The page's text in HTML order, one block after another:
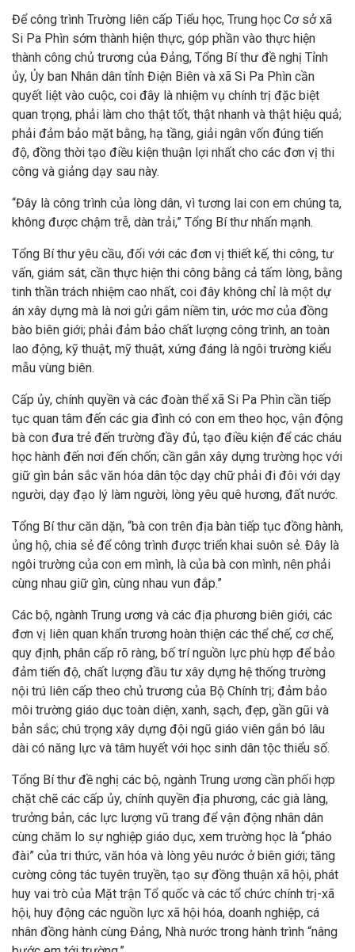
Để công trình Trường liên cấp Tiểu học, Trung học Cơ sở xã
Si Pa Phìn sớm thành hiện thực, góp phần vào thực hiện
thành công chủ trương của Đảng, Tổng Bí thư đề nghị Tỉnh
ủy, Ủy ban Nhân dân tỉnh Điện Biên và xã Si Pa Phìn cần
quyết liệt vào cuộc, coi đây là nhiệm vụ chính trị đặc biệt
quan trọng, phải làm cho thật tốt, thật nhanh và thật hiệu quả;
phải đảm bảo mặt bằng, hạ tầng, giải ngân vốn đúng tiến
độ, đồng thời tạo điều kiện thuận lợi nhất cho các đơn vị thi
công và giảng dạy sau này.
“Đây là công trình của lòng dân, vì tương lai con em chúng ta,
không được chậm trễ, dàn trải,” Tổng Bí thư nhấn mạnh.
Tổng Bí thư yêu cầu, đối với các đơn vị thiết kế, thi công, tư
vấn, giám sát, cần thực hiện thi công bằng cả tấm lòng, bằng
tinh thần trách nhiệm cao nhất, coi đây không chỉ là một dự
án xây dựng mà là nơi gửi gắm niềm tin, ước mơ của đồng
bào biên giới; phải đảm bảo chất lượng công trình, an toàn
lao động, kỹ thuật, mỹ thuật, xứng đáng là ngôi trường kiểu
mẫu vùng biên.
Cấp ủy, chính quyền và các đoàn thể xã Si Pa Phìn cần tiếp
tục quan tâm đến các gia đình có con em theo học, vận động
bà con đưa trẻ đến trường đầy đủ, tạo điều kiện để các cháu
học hành đến nơi đến chốn; cần gắn xây dựng trường học với
giữ gìn bản sắc văn hóa dân tộc dạy chữ phải đi đôi với dạy
người, dạy đạo lý làm người, lòng yêu quê hương, đất nước.
Tổng Bí thư căn dặn, “bà con trên địa bàn tiếp tục đồng hành,
ủng hộ, chia sẻ để công trình được triển khai suôn sẻ. Đây là
ngôi trường của con em mình, là của bà con mình, nên phải
cùng nhau giữ gìn, cùng nhau vun đắp.”
Các bộ, ngành Trung ương và các địa phương biên giới, các
đơn vị liên quan khẩn trương hoàn thiện các thể chế, cơ chế,
quy định, phân cấp rõ ràng, bố trí nguồn lực phù hợp để bảo
đảm tiến độ, chất lượng đầu tư xây dựng hệ thống trường
nội trú liên cấp theo chủ trương của Bộ Chính trị; đảm bảo
môi trường giáo dục toàn diện, xanh, sạch, đẹp, gần gũi và
bản sắc; chú trọng xây dựng đội ngũ giáo viên gắn bó lâu
dài có năng lực và tâm huyết với học sinh dân tộc thiểu số.
Tổng Bí thư đề nghị các bộ, ngành Trung ương cần phối hợp
chặt chẽ các cấp ủy, chính quyền địa phương, các già làng,
trưởng bản, các lực lượng vũ trang để vận động nhân dân
cùng chăm lo sự nghiệp giáo dục, xem trường học là “pháo
đài” của tri thức, văn hóa và lòng yêu nước ở biên giới; tăng
cường công tác tuyên truyền, tạo sự đồng thuận xã hội, phát
huy vai trò của Mặt trận Tổ quốc và các tổ chức chính trị-xã
hội, huy động các nguồn lực xã hội hóa, doanh nghiệp, cá
nhân đồng hành cùng Đảng, Nhà nước trong hành trình “nâng